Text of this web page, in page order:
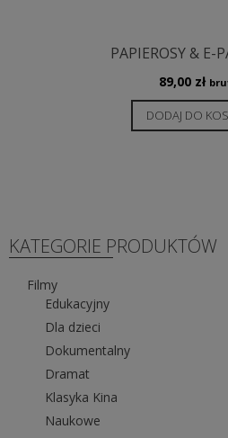
PAPIEROSY & E-
89,00 zł
DODAJ DO
KATEGORIE PRODUKTÓW
Filmy
Edukacyjny
Dla dzieci
Dokumentalny
Dramat
Klasyka Kina
Naukowe